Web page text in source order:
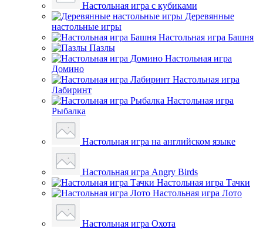
Настольная игра с кубиками
Деревянные
настольные игры
Настольная игра Башня
Пазлы
Настольная игра
Домино
Настольная игра
Лабиринт
Настольная игра
Рыбалка
Настольная игра на английском языке
Настольная игра Angry Birds
Настольная игра Тачки
Настольная игра Лото
Настольная игра Охота